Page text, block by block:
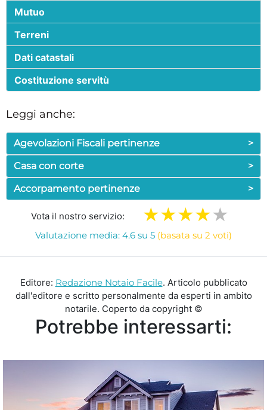
Mutuo
Terreni
Dati catastali
Costituzione servitù
Leggi anche:
Agevolazioni Fiscali pertinenze
>
Casa con corte
>
Accorpamento pertinenze
>
Vota il nostro servizio:
Valutazione media: 4.6 su 5 (basata su 2 voti)
Editore: Redazione Notaio Facile. Articolo pubblicato
dall'editore e scritto personalmente da esperti in ambito
notarile. Coperto da copyright ©
Potrebbe interessarti: